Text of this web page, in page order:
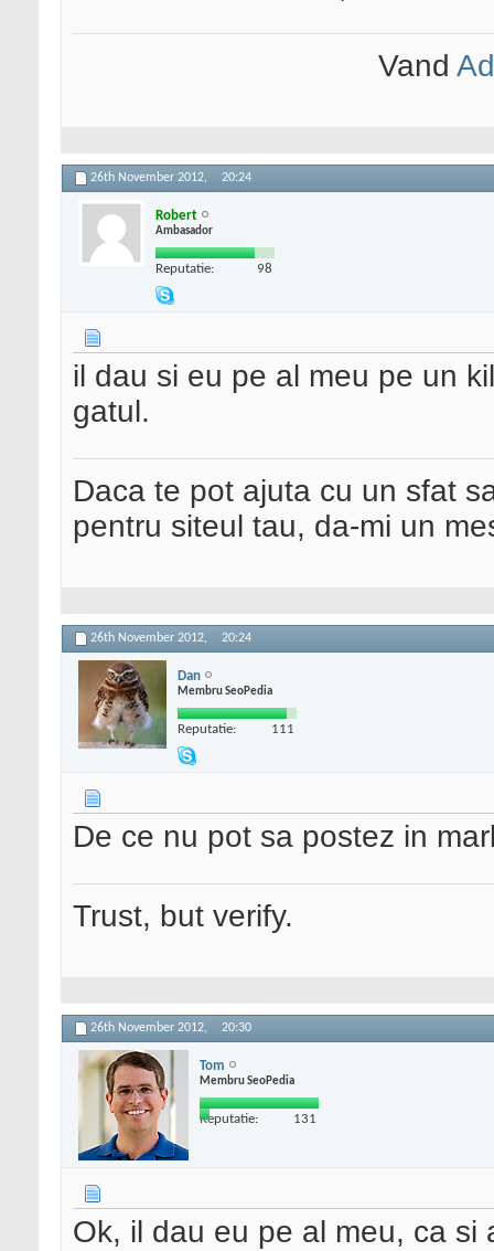
Vand
26th November 2012, 20:24
Robert
Ambasador
Reputatie: 98
il dau si eu pe al meu pe un
gatul.
Daca te pot ajuta cu un sfat
pentru siteul tau, da-mi un
26th November 2012, 20:24
Dan
Membru SeoPedia
Reputatie: 111
De ce nu pot sa postez in
Trust, but verify.
26th November 2012, 20:30
Tom
Membru SeoPedia
Reputatie: 131
Ok, il dau eu pe al meu, ca